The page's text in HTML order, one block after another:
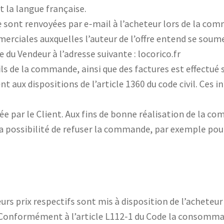
la langue française.
renvoyées par e-mail à l’acheteur lors de la
auxquelles l’auteur de l’offre entend se
Vendeur à l’adresse suivante : locorico.fr
de la commande, ainsi que des factures est
dispositions de l’article 1360 du code civil.
par le Client. Aux fins de bonne réalisation de la
possibilité de refuser la commande, par exemple
prix respectifs sont mis à disposition de
à l’article L112-1 du Code la